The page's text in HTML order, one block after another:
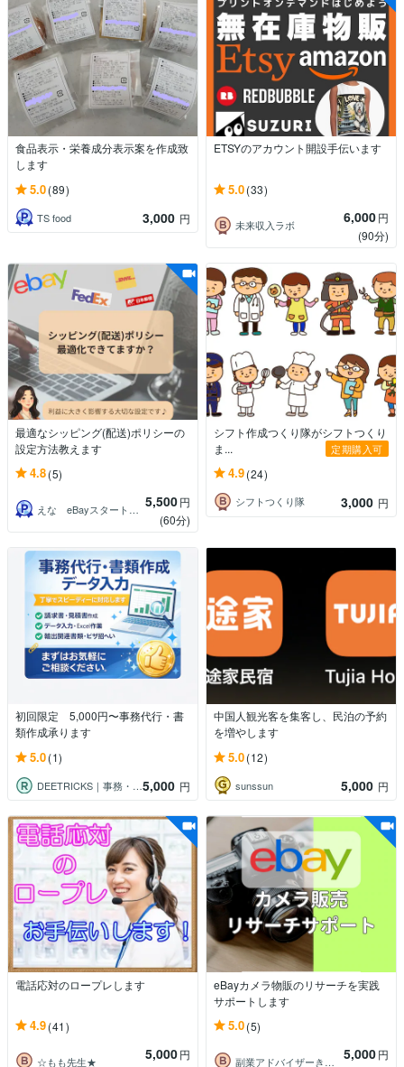
食品表示・栄養成分表示案を作成致
します
5.0(89)
TS food 3,000 円
ETSYのアカウント開設手伝います
5.0(33)
未来収入ラボ 6,000円
(90分)
最適なシッピング(配送)ポリシーの
設定方法教えます
4.8(5)
えな eBayスタートサポーター 5,500円
(60分)
シフト作成つくり隊がシフトつくり
ま...
定期購入可
4.9(24)
シフトつくり隊 3,000 円
初回限定 5,000円〜事務代行・書
類作成承ります
5.0(1)
DEETRICKS｜事務・書類作成代行 5,000 円
中国人観光客を集客し、民泊の予約
を増やします
5.0(12)
sunssun 5,000 円
電話応対のロープレします
4.9(41)
☆もも先生★ 5,000円
eBayカメラ物販のリサーチを実践
サポートします
5.0(5)
副業アドバイザーきすけ 5,000円